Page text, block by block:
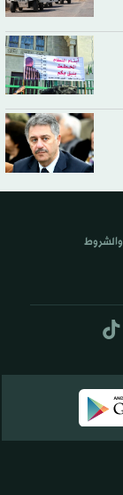
والشروط